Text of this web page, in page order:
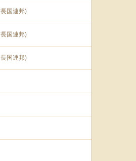
国連邦)
国連邦)
国連邦)